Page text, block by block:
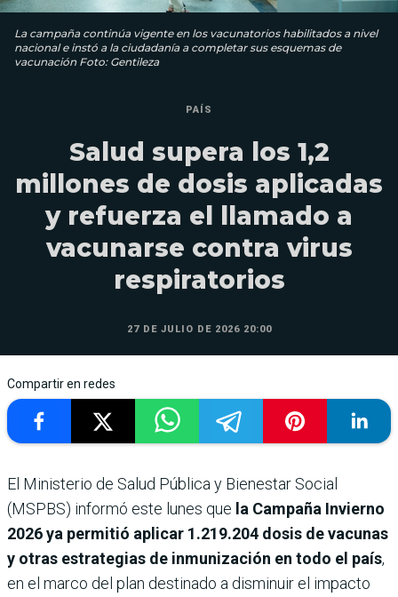
La campaña continúa vigente en los vacunatorios habilitados a nivel
nacional e instó a la ciudadanía a completar sus esquemas de
vacunación Foto: Gentileza
PAÍS
Salud supera los 1,2
millones de dosis aplicadas
y refuerza el llamado a
vacunarse contra virus
respiratorios
27 DE JULIO DE 2026 20:00
Compartir en redes
El Ministerio de Salud Pública y Bienestar Social
(MSPBS) informó este lunes que la Campaña Invierno
2026 ya permitió aplicar 1.219.204 dosis de vacunas
y otras estrategias de inmunización en todo el país,
en el marco del plan destinado a disminuir el impacto